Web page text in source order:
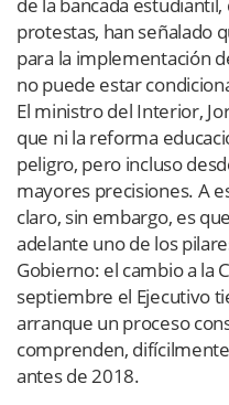
protestas, han señalado
para la implementación
no puede estar
El ministro del Interior,
que ni la reforma
peligro, pero incluso
mayores precisiones. A
claro, sin embargo, es
adelante uno de los
Gobierno: el cambio a la
septiembre el Ejecutivo
arranque un proceso
comprenden,
antes de 2018.